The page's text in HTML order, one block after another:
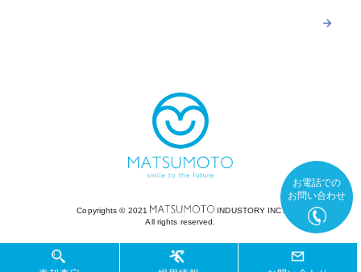
Copyrights ©︎ 2021
INDUSTORY INC.
All rights reserved.
お電話での
お問い合わせ